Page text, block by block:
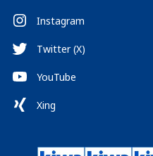
Instagram
Twitter (X)
YouTube
Xing